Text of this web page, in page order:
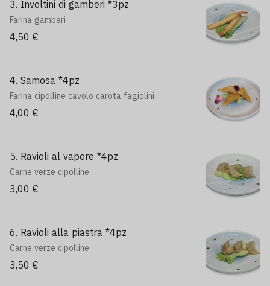
3. Involtini di gamberi *3pz
Farina gamberi
4,50 €
4. Samosa *4pz
Farina cipolline cavolo carota fagiolini
4,00 €
5. Ravioli al vapore *4pz
Carne verze cipolline
3,00 €
6. Ravioli alla piastra *4pz
Carne verze cipolline
3,50 €